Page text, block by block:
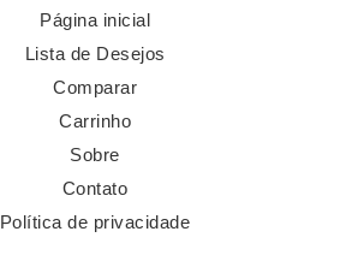
Página inicial
Lista de Desejos
Comparar
Carrinho
Sobre
Contato
Política de privacidade